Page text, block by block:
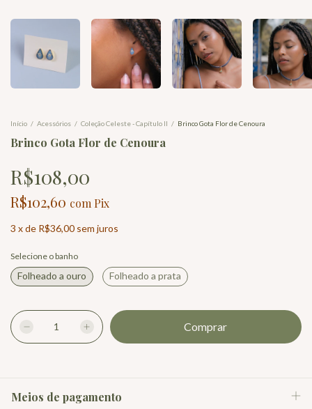
Início / Acessórios / Coleção Celeste - Capítulo II / Brinco Gota Flor de Cenoura
Brinco Gota Flor de Cenoura
R$108,00
R$102,60 com Pix
3 xde R$36,00 sem juros
Selecione o banho
Folheado a ouro Folheado a prata
Meios de pagamento